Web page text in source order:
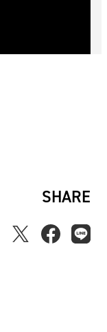
SHARE